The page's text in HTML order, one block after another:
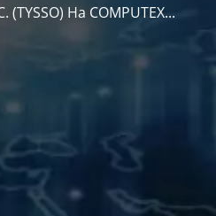
(TYSSO) На COMPUTEX...